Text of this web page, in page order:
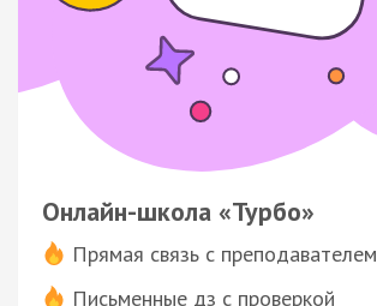
Онлайн-школа «Турбо»
Прямая связь с преподавателем
Письменные дз с проверкой